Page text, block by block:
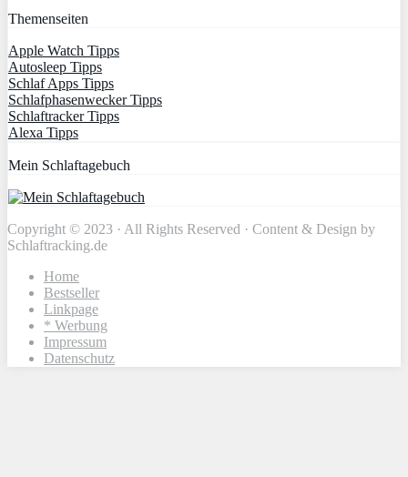
Themenseiten
Apple Watch Tipps
Autosleep Tipps
Schlaf Apps Tipps
Schlafphasenwecker Tipps
Schlaftracker Tipps
Alexa Tipps
Mein Schlaftagebuch
Copyright © 2023 · All Rights Reserved · Content & Design by
Schlaftracking.de
Home
Bestseller
Linkpage
* Werbung
Impressum
Datenschutz